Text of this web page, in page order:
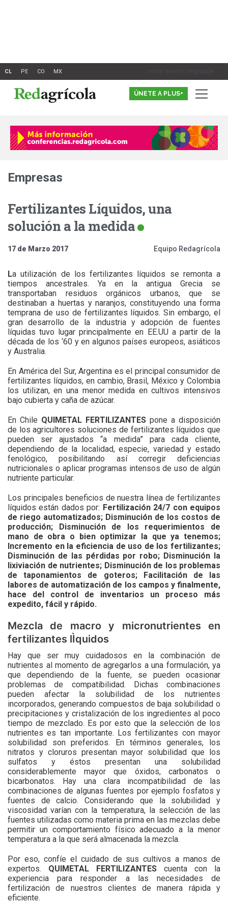
Inicia Sesión o Registrate
ÚNETE A PLUS+
Empresas
Fertilizantes Líquidos, una
solución a la medida
17 de Marzo 2017 Equipo Redagrícola
La utilización de los fertilizantes líquidos se remonta a
tiempos ancestrales. Ya en la antigua Grecia se
transportaban residuos orgánicos urbanos, que se
destinaban a huertas y naranjos, constituyendo una forma
temprana de uso de fertilizantes líquidos. Sin embargo, el
gran desarrollo de la industria y adopción de fuentes
líquidas tuvo lugar principalmente en EE.UU a partir de la
década de los ‘60 y en algunos países europeos, asiáticos
y Australia.
En América del Sur, Argentina es el principal consumidor de
fertilizantes líquidos, en cambio, Brasil, México y Colombia
los utilizan, en una menor medida en cultivos intensivos
bajo cubierta y caña de azúcar.
En Chile QUIMETAL FERTILIZANTES pone a disposición
de los agricultores soluciones de fertilizantes líquidos que
pueden ser ajustados “a medida” para cada cliente,
dependiendo de la localidad, especie, variedad y estado
fenológico, posibilitando así corregir deficiencias
nutricionales o aplicar programas intensos de uso de algún
nutriente particular.
Los principales beneficios de nuestra línea de fertilizantes
líquidos están dados por: Fertilización 24/7 con equipos
de riego automatizados; Disminución de los costos de
producción; Disminución de los requerimientos de
mano de obra o bien optimizar la que ya tenemos;
Incremento en la eficiencia de uso de los fertilizantes;
Disminución de las pérdidas por robo; Disminución la
lixiviación de nutrientes; Disminución de los problemas
de taponamientos de goteros; Facilitación de las
labores de automatización de los campos y finalmente,
hace del control de inventarios un proceso más
expedito, fácil y rápido.
Mezcla de macro y micronutrientes en
fertilizantes lÌquidos
Hay que ser muy cuidadosos en la combinación de
nutrientes al momento de agregarlos a una formulación, ya
que dependiendo de la fuente, se pueden ocasionar
problemas de compatibilidad. Dichas combinaciones
pueden afectar la solubilidad de los nutrientes
incorporados, generando compuestos de baja solubilidad o
precipitaciones y cristalización de los ingredientes al poco
tiempo de mezclado. Es por esto que la selección de los
nutrientes es tan importante. Los fertilizantes con mayor
solubilidad son preferidos. En términos generales, los
nitratos y cloruros presentan mayor solubilidad que los
sulfatos y éstos presentan una solubilidad
considerablemente mayor que óxidos, carbonatos o
bicarbonatos. Hay una clara incompatibilidad de las
combinaciones de algunas fuentes por ejemplo fosfatos y
fuentes de calcio. Considerando que la solubilidad y
viscosidad varían con la temperatura, la selección de las
fuentes utilizadas como materia prima en las mezclas debe
permitir un comportamiento físico adecuado a la menor
temperatura a la que será almacenada la mezcla.
Por eso, confíe el cuidado de sus cultivos a manos de
expertos. QUIMETAL FERTILIZANTES cuenta con la
experiencia para responder a las necesidades de
fertilización de nuestros clientes de manera rápida y
eficiente.